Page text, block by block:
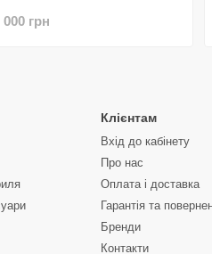
000 грн
Клієнтам
Вхід до кабінету
Про нас
Оплата і доставка
Гарантія та
Бренди
Контакти